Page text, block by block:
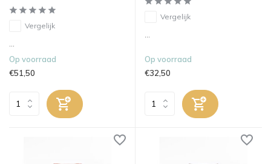
Vergelijk
Op voorraad
€51,50
Vergelijk
Op voorraad
€32,50